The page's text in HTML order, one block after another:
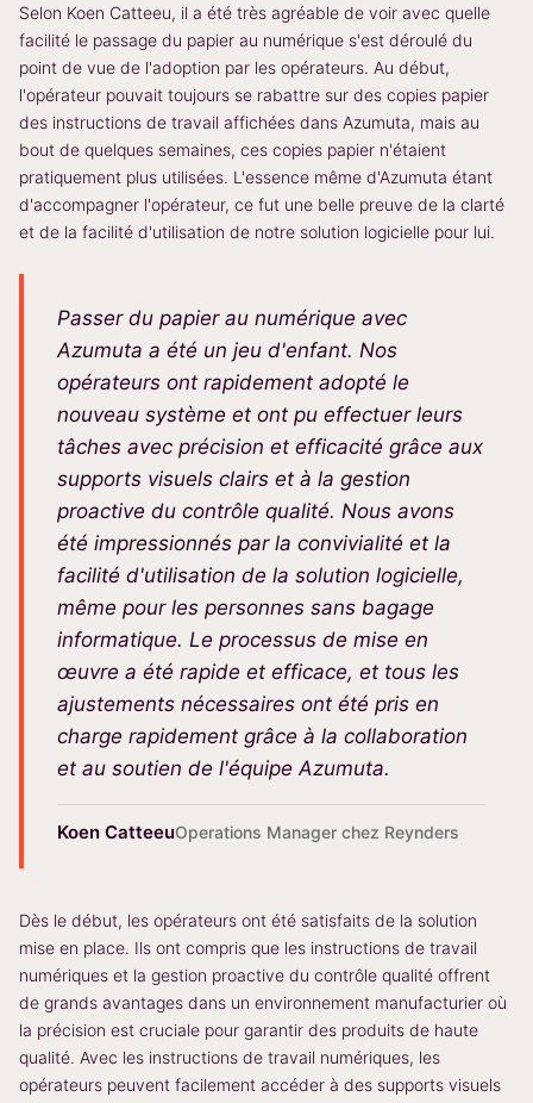
Selon Koen Catteeu, il a été très agréable de voir avec quelle
facilité le passage du papier au numérique s'est déroulé du
point de vue de l'adoption par les opérateurs. Au début,
l'opérateur pouvait toujours se rabattre sur des copies papier
des instructions de travail affichées dans Azumuta, mais au
bout de quelques semaines, ces copies papier n'étaient
pratiquement plus utilisées. L'essence même d'Azumuta étant
d'accompagner l'opérateur, ce fut une belle preuve de la clarté
et de la facilité d'utilisation de notre solution logicielle pour lui.
Passer du papier au numérique avec
Azumuta a été un jeu d'enfant. Nos
opérateurs ont rapidement adopté le
nouveau système et ont pu effectuer leurs
tâches avec précision et efficacité grâce aux
supports visuels clairs et à la gestion
proactive du contrôle qualité. Nous avons
été impressionnés par la convivialité et la
facilité d'utilisation de la solution logicielle,
même pour les personnes sans bagage
informatique. Le processus de mise en
œuvre a été rapide et efficace, et tous les
ajustements nécessaires ont été pris en
charge rapidement grâce à la collaboration
et au soutien de l'équipe Azumuta.
Koen CatteeuOperations Manager chez Reynders
Dès le début, les opérateurs ont été satisfaits de la solution
mise en place. Ils ont compris que les instructions de travail
numériques et la gestion proactive du contrôle qualité offrent
de grands avantages dans un environnement manufacturier où
la précision est cruciale pour garantir des produits de haute
qualité. Avec les instructions de travail numériques, les
opérateurs peuvent facilement accéder à des supports visuels